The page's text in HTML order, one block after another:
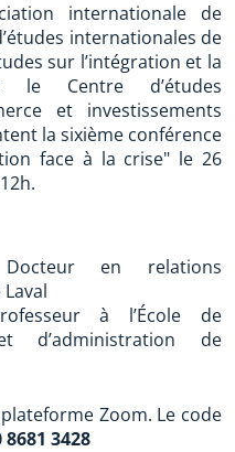
internationale de
internationales de
sur l’intégration et la
le Centre d’études
et investissements
la sixième conférence
face à la crise" le 26
Docteur en relations
à l’École de
d’administration de
Zoom. Le code
8681 3428